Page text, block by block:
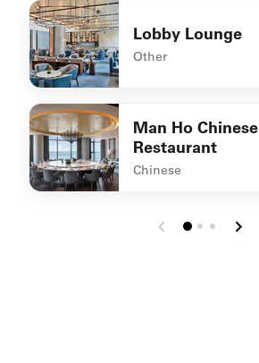
undefined Pavilion
Lobby Lounge
Other
undefined Lobby Lounge
Man Ho Chinese
Restaurant
Chinese